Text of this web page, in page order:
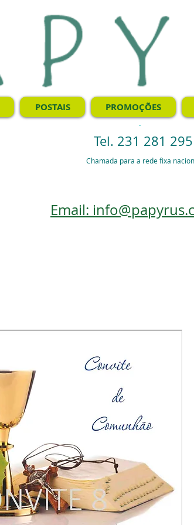
POSTAIS PROMOÇÕES
.
Tel. 231 281 295
Chamada para a rede fixa
Email: